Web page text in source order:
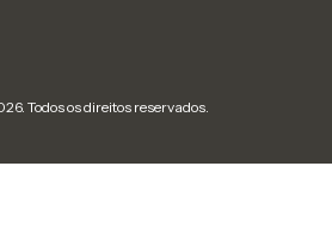
Todos os direitos reservados.